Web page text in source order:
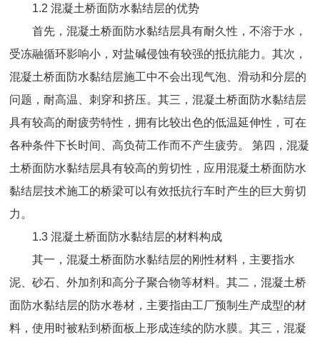
1.2 混凝土桥面防水黏结层的优势
首先，混凝土桥面防水黏结层具有耐久性，不溶于水，
受冻融循环影响小，对盐碱侵蚀有较强的抵抗能力。其次，
混凝土桥面防水黏结层施工中不会出现气泡、滑动和分层的
问题，耐高温、刺穿和挤压。其三，混凝土桥面防水黏结层
具有较高的耐疲劳特性，拥有比较出色的低温延伸性，可在
各种条件下长时间、高负荷工作而不产生疲劳。
第四，混凝
土桥面防水黏结层具有较高的剪切性，应用混凝土桥面防水
黏结层技术施工的桥梁可以有效抵抗行车时产生的巨大剪切
力。
1.3 混凝土桥面防水黏结层的材料构成
其一，混凝土桥面防水黏结层的刚性材料，主要指水
泥、砂石、外加剂和高分子聚合物等材料。其二，混凝土桥
面防水黏结层的防水卷材，主要指由工厂预制生产成型的材
料，使用时被粘到桥面板上形成连续的防水膜。其三，混凝